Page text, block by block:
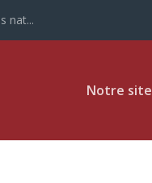
nat...
Notre site